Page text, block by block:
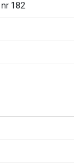
182